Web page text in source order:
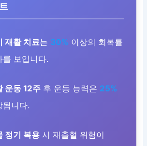
재활 치료는 30% 이상의 회복률
를 보입니다.
운동 12주 후 운동 능력은 25%
됩니다.
정기 복용 시 재출혈 위험이